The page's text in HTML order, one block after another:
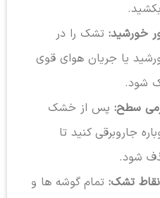
خورشید:تشک را در
یا جریان هوای قوی
شود.
سطح:پس از خشک
جاروبرقی کنید تا
شود.
نقاط تشک:تمام گوشه ها و